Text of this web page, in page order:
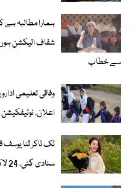
ہمارا مطالبہ
شفاف الیکشن
سے خطاب
وفاقی تعلیمی
اعلان،
ٹک ٹاکر ثنا
سنادی گئی، 24 لاکھ روپے جرمانہ بھی عائد